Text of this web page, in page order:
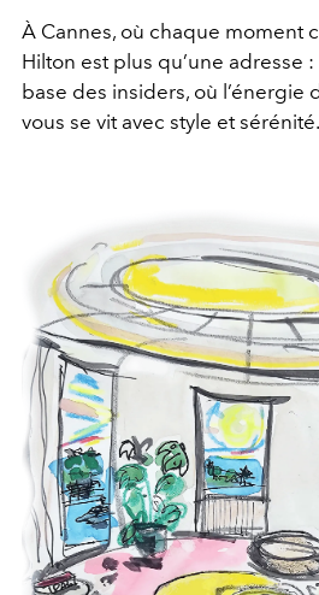
À Cannes, où chaque moment
Hilton est plus qu’une adresse :
base des insiders, où l’énergie
vous se vit avec style et sérénité.